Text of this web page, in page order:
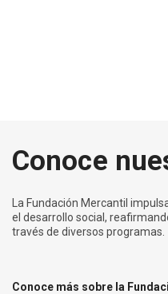
Conoce
La Fundación Mercantil
el desarrollo social,
través de diversos programas.
Conoce más sobre la